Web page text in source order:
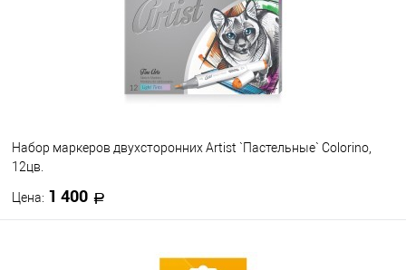
Набор маркеров двухсторонних Artist `Пастельные` Colorino,
12цв.
Цена: 1 400